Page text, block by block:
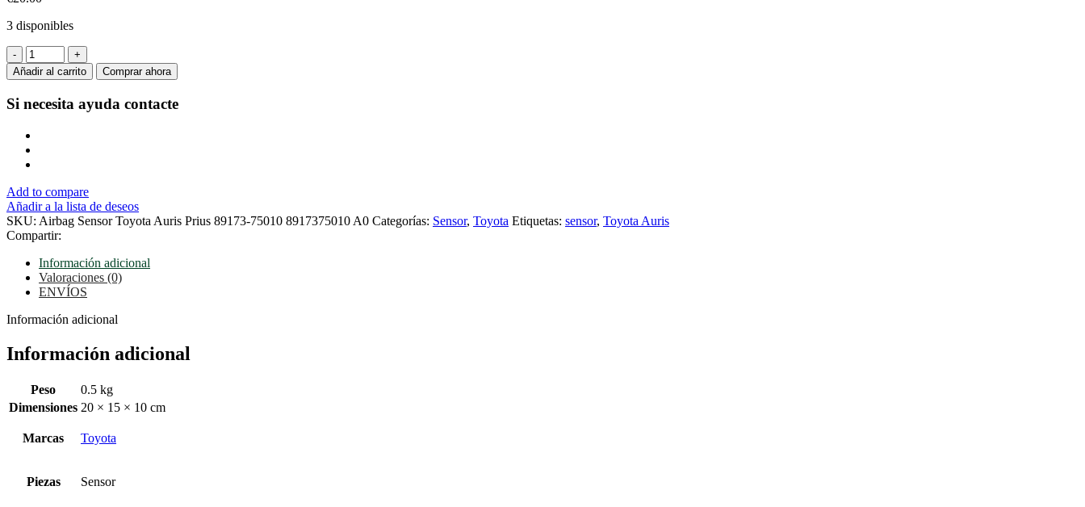
3 disponibles
Airbag
Sensor
Toyota
Prius
75010
8917375010
A0
Añadir al carrito Comprar ahora
Si necesita ayuda contacte
Add to compare
Añadir a la lista de deseos
SKU: Airbag Sensor Toyota Auris Prius 89173-75010 8917375010 A0 Categorías: Sensor, Toyota Etiquetas: sensor, Toyota Auris
Compartir:
Información adicional
Valoraciones (0)
ENVÍOS
Información adicional
Información adicional
Peso
0.5 kg
Dimensiones 20 × 15 × 10 cm
Marcas Toyota
Piezas Sensor